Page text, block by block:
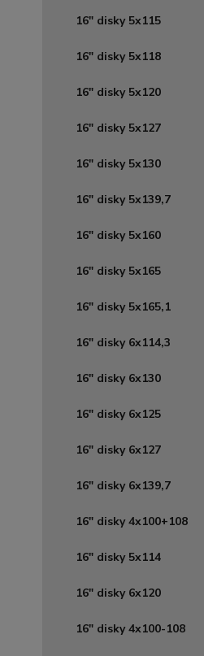
16" disky 5x115
16" disky 5x118
16" disky 5x120
16" disky 5x127
16" disky 5x130
16" disky 5x139,7
16" disky 5x160
16" disky 5x165
16" disky 5x165,1
16" disky 6x114,3
16" disky 6x130
16" disky 6x125
16" disky 6x127
16" disky 6x139,7
16" disky 4x100+108
16" disky 5x114
16" disky 6x120
16" disky 4x100-108